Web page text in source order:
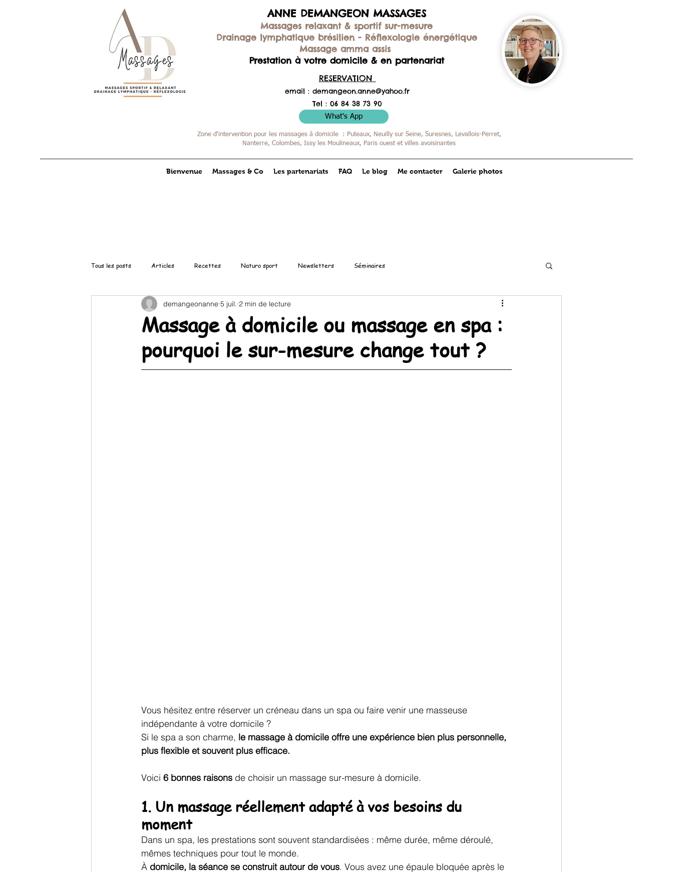
ANNE DEMANGEON MASSAGES
Massages relaxant & sportif sur-mesure
Drainage lymphatique brésilien - Réflexologie énergétique
Massage amma assis
Prestation à votre domicile & en partenariat
RESERVATION
email : demangeon.anne@yahoo.fr
Tel : 06 84 38 73 90
Zone d'intervention pour les massages à domicile : Puteaux, Neuilly sur Seine, Suresnes, Levallois-Perret,
Nanterre, Colombes, Issy les Moulineaux, Paris ouest et villes avoisinantes
What's App
Bienvenue Massages & Co Les partenariats FAQ Le blog Me contacter Galerie photos
Tous les posts Articles Recettes Naturo sport Newsletters Séminaires
Massage à domicile ou massage en spa :
pourquoi le sur-mesure change tout ?
demangeonanne 5 juil. 2 min de lecture
Vous hésitez entre réserver un créneau dans un spa ou faire venir une masseuse
indépendante à votre domicile ?
Si le spa a son charme, le massage à domicile offre une expérience bien plus personnelle,
plus flexible et souvent plus efficace.
Voici 6 bonnes raisons de choisir un massage sur-mesure à domicile.
1. Un massage réellement adapté à vos besoins du
moment
Dans un spa, les prestations sont souvent standardisées : même durée, même déroulé,
mêmes techniques pour tout le monde.
À domicile, la séance se construit autour de vous. Vous avez une épaule bloquée après le